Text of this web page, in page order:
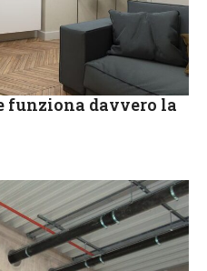
funziona davvero la